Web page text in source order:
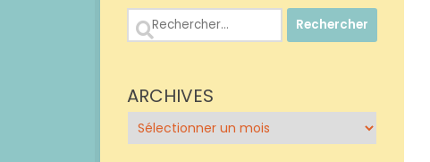
Rechercher :
ARCHIVES
Archives